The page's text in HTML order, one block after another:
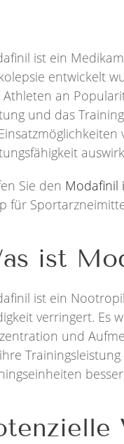
ist ein
entwickelt
an
und das
Sie den Modafinil
für
ist
ist ein
verringert. Es
und